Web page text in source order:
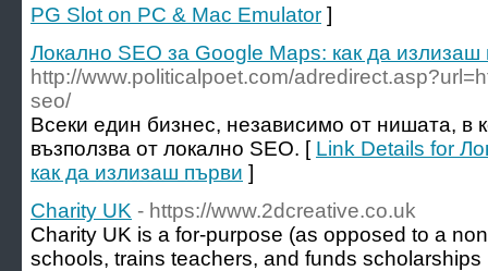
PG Slot on PC & Mac Emulator ]
Локално SEO за Google Maps: как да излизаш
http://www.politicalpoet.com/
seo/
Всеки един бизнес, независимо от нишата, в
възползва от локално SEO. [ Link Details for
как да излизаш първи ]
Charity UK - https://www.2dcreative.co.uk
Charity UK is a for-purpoѕe (as opрosed to a
schools, trains teachers, and funds